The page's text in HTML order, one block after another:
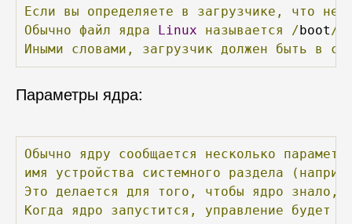
Если вы определяете в загрузчике, что
Обычно файл ядра Linux называется /boot /
Иными
словами, загрузчик должен быть в
Параметры ядра:
Обычно ядру сообщается несколько
имя
устройства системного раздела
Это
делается для того, чтобы ядро знало,
Когда
ядро запустится, управление будет